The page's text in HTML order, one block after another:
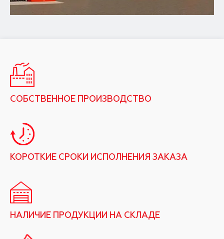
СОБСТВЕННОЕ ПРОИЗВОДСТВО
КОРОТКИЕ СРОКИ ИСПОЛНЕНИЯ ЗАКАЗА
НАЛИЧИЕ ПРОДУКЦИИ НА СКЛАДЕ